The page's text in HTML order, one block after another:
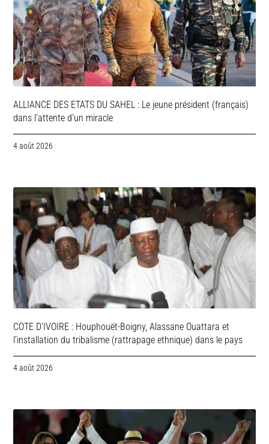
ALLIANCE DES ETATS DU SAHEL : Le jeune président (français)
dans l’attente d’un miracle
4 août 2026
COTE D’IVOIRE : Houphouët-Boigny, Alassane Ouattara et
l’installation du tribalisme (rattrapage ethnique) dans le pays
4 août 2026